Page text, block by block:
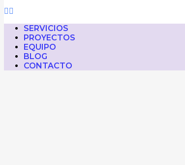
SERVICIOS
PROYECTOS
EQUIPO
BLOG
CONTACTO